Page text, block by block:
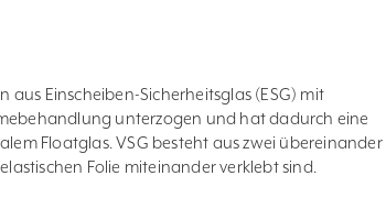
aus Einscheiben-Sicherheitsglas (ESG) mit
unterzogen und hat dadurch eine
Floatglas. VSG besteht aus zwei übereinander
Folie miteinander verklebt sind.